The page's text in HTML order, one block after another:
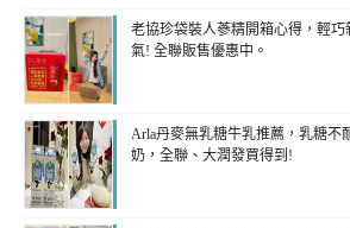
老協珍袋裝人蔘精開箱心得，輕
氣! 全聯販售優惠中。
Arla丹麥無乳糖牛乳推薦，乳糖不
奶，全聯、大潤發買得到!